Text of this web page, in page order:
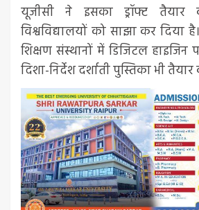
यूजीसी ने इसका ड्रॉफ्ट
विश्वविद्यालयों को साझा कर दिया
शिक्षण संस्थानों में डिजिटल हाइजिन
दिशा-निर्देश दर्शाती पुस्तिका भी